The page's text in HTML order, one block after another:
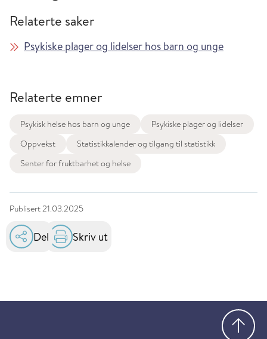
Relaterte saker
Psykiske plager og lidelser hos barn og unge
Relaterte emner
Psykisk helse hos barn og unge
Psykiske plager og lidelser
Oppvekst
Statistikkalender og tilgang til statistikk
Senter for fruktbarhet og helse
Publisert21.03.2025
Del Skriv ut